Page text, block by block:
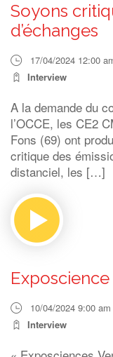
Soyons
d’échanges
17/04/2024 12:00
Interview
A la demande du
l’OCCE, les CE2
Fons (69) ont
critique des
distanciel, les […]
Exposcience
10/04/2024 9:00 am
Interview